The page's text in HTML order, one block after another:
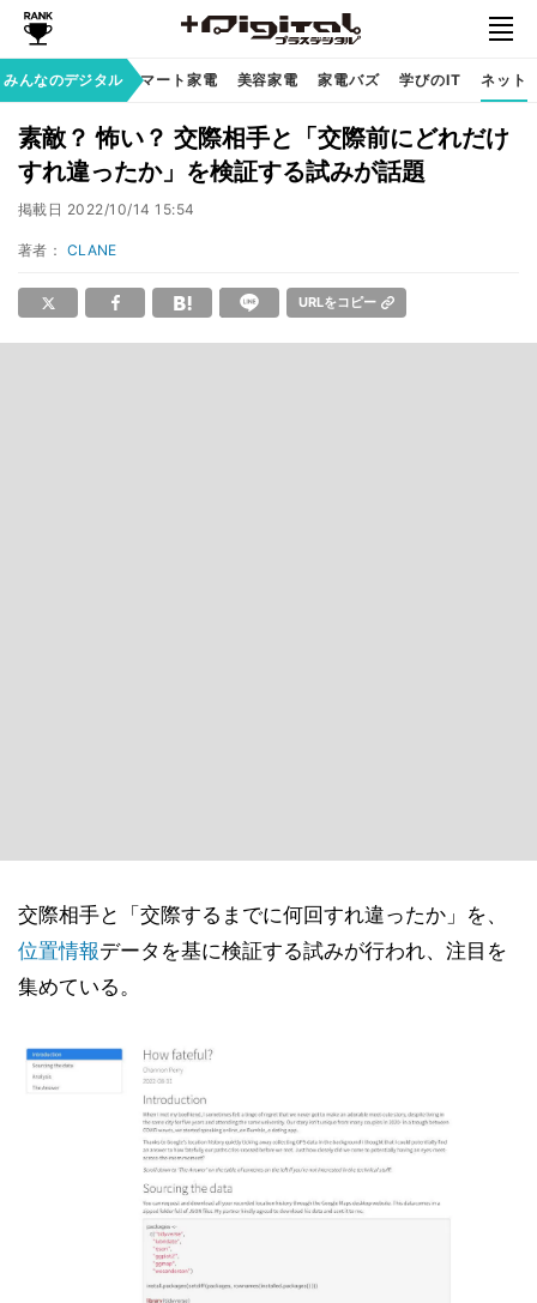
みんなのデジタル
族のデジタル スマート家電 美容家電 家電バズ 学びのIT ネット
素敵？ 怖い？ 交際相手と「交際前にどれだけ
すれ違ったか」を検証する試みが話題
掲載日 2022/10/14 15:54
著者： CLANE
URLをコピー
交際相手と「交際するまでに何回すれ違ったか」を、
位置情報データを基に検証する試みが行われ、注目を
集めている。